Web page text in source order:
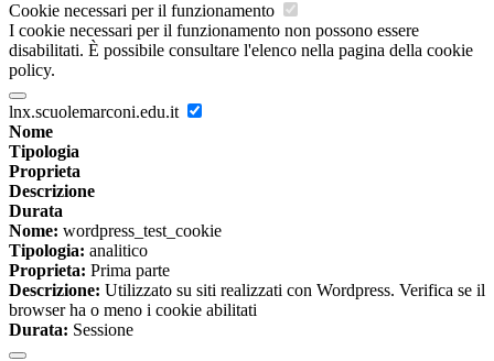
Cookie necessari per il funzionamento
I cookie necessari per il funzionamento non possono essere
disabilitati. È possibile consultare l'elenco nella pagina della cookie
policy.
lnx.scuolemarconi.edu.it
Nome
Tipologia
Proprieta
Descrizione
Durata
Nome: wordpress_test_cookie
Tipologia: analitico
Proprieta: Prima parte
Descrizione: Utilizzato su siti realizzati con Wordpress. Verifica se il
browser ha o meno i cookie abilitati
Durata: Sessione